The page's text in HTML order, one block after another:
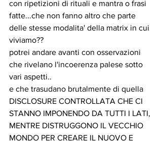
con ripetizioni di rituali e mantra o frasi
fatte...che non fanno altro che parte
delle stesse modalita' della matrix in cui
viviamo??
potrei andare avanti con osservazioni
che rivelano l'incoerenza palese sotto
vari aspetti..
e che trasudano brutalmente di quella
DISCLOSURE CONTROLLATA CHE CI
STANNO IMPONENDO DA TUTTI I LATI,
MENTRE DISTRUGGONO IL VECCHIO
MONDO PER CREARE IL NUOVO E